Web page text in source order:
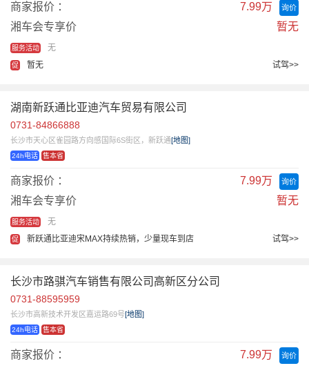
商家报价 ： 询价
7.99万
湘车会专享价
暂无
服务活动 无
促 暂无 试驾>>
湖南新跃通比亚迪汽车贸易有限公司
0731-84866888
长沙市天心区雀园路方向感国际6S街区，新跃通[地图]
24h电话 售本省
商家报价 ： 询价
7.99万
湘车会专享价
暂无
服务活动 无
促 新跃通比亚迪宋MAX持续热销，少量现车到店 试驾>>
长沙市路骐汽车销售有限公司高新区分公司
0731-88595959
长沙市高新技术开发区嘉运路69号[地图]
24h电话 售本省
商家报价 ： 询价
7.99万